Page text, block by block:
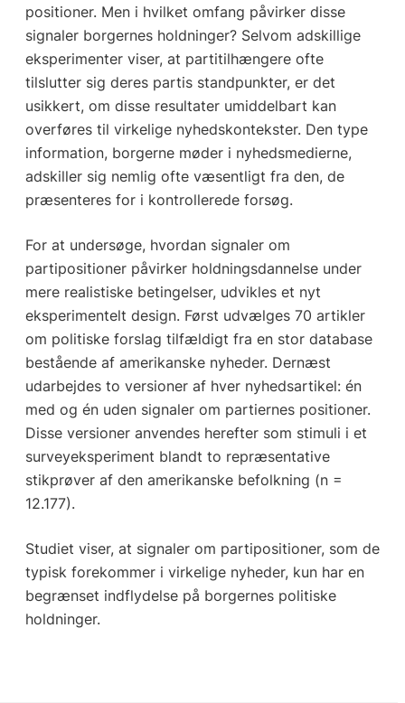
positioner. Men i hvilket omfang påvirker disse
signaler borgernes holdninger? Selvom adskillige
eksperimenter viser, at partitilhængere ofte
tilslutter sig deres partis standpunkter, er det
usikkert, om disse resultater umiddelbart kan
overføres til virkelige nyhedskontekster. Den type
information, borgerne møder i nyhedsmedierne,
adskiller sig nemlig ofte væsentligt fra den, de
præsenteres for i kontrollerede forsøg.
For at undersøge, hvordan signaler om
partipositioner påvirker holdningsdannelse under
mere realistiske betingelser, udvikles et nyt
eksperimentelt design. Først udvælges 70 artikler
om politiske forslag tilfældigt fra en stor database
bestående af amerikanske nyheder. Dernæst
udarbejdes to versioner af hver nyhedsartikel: én
med og én uden signaler om partiernes positioner.
Disse versioner anvendes herefter som stimuli i et
surveyeksperiment blandt to repræsentative
stikprøver af den amerikanske befolkning (n =
12.177).
Studiet viser, at signaler om partipositioner, som de
typisk forekommer i virkelige nyheder, kun har en
begrænset indflydelse på borgernes politiske
holdninger.